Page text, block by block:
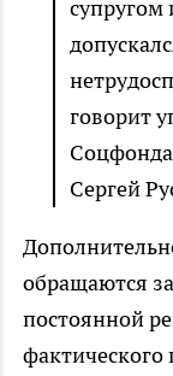
супругом
говорит
Соцфонда
Сергей
обращаются
постоянной
фактического